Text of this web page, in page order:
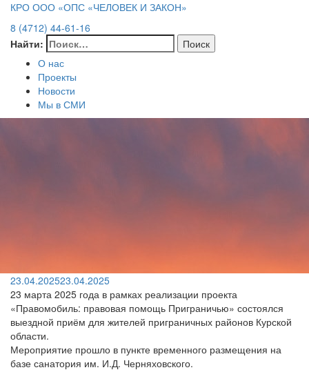
КРО ООО «ОПС «ЧЕЛОВЕК И ЗАКОН»
8 (4712) 44-61-16
Найти:
О нас
Проекты
Новости
Мы в СМИ
23.04.202523.04.2025
23 марта 2025 года в рамках реализации проекта
«Правомобиль: правовая помощь Приграничью» состоялся
выездной приём для жителей приграничных районов Курской
области.
Мероприятие прошло в пункте временного размещения на
базе санатория им. И.Д. Черняховского.